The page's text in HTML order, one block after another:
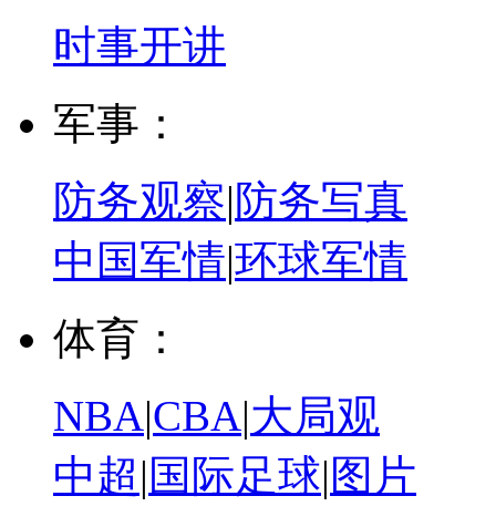
时事开讲
军事：
防务观察|防务写真
中国军情|环球军情
体育：
NBA|CBA|大局观
中超|国际足球|图片